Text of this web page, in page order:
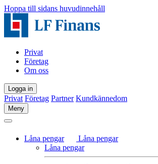
Hoppa till sidans huvudinnehåll
Privat
Företag
Om oss
Logga in
Privat Företag Partner Kundkännedom
Meny
Låna pengar
Låna pengar
Låna pengar